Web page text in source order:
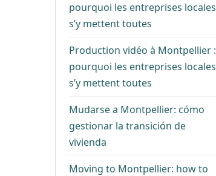
pourquoi les entreprises locales
s’y mettent toutes
Production vidéo à Montpellier :
pourquoi les entreprises locales
s’y mettent toutes
Mudarse a Montpellier: cómo
gestionar la transición de
vivienda
Moving to Montpellier: how to